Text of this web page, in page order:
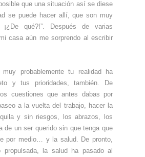
que una situación así se diese
se puede hacer allí, que son muy
qué?!”. Después de varias
casa aún me sorprendo al escribir
probablemente tu realidad ha
y tus prioridades, también. De
cuestiones que antes dabas por
a la vuelta del trabajo, hacer la
y sin riesgos, los abrazos, los
de un ser querido sin que tenga que
por medio… y la salud. De pronto,
la salud ha pasado al